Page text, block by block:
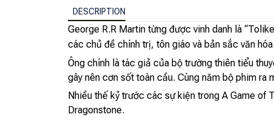
DESCRIPTION
George R.R Martin từng được vinh danh là
các chủ đề chính trị, tôn giáo và bản sắc văn hóa.
Ông chính là tác giả của bộ trường thiên tiểu
gây nên cơn sốt toàn cầu. Cùng năm bộ phim
Nhiều thế kỷ trước các sự kiện trong A Game of
Dragonstone.